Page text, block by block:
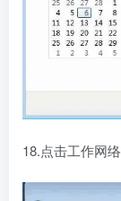
18.点击工作网络